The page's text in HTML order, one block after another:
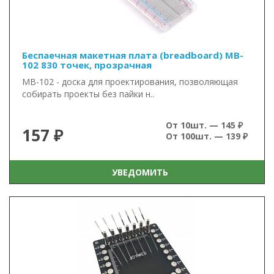
Беспаечная макетная плата (breadboard) MB-
102 830 точек, прозрачная
MB-102 - доска для проектирования, позволяющая
собирать проекты без пайки н..
157 ₽
От 10шт. — 145 ₽
От 100шт. — 139 ₽
УВЕДОМИТЬ